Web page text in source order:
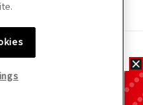
なる場合があります。